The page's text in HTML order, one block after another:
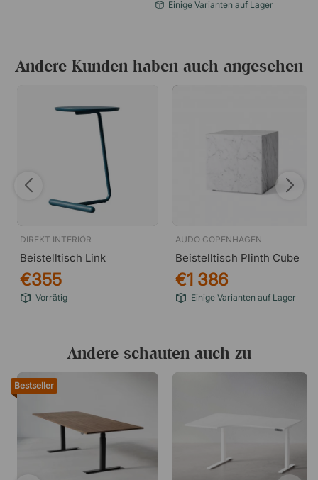
Einige Varianten auf Lager
Andere Kunden haben auch angesehen
DIREKT INTERIÖR
Beistelltisch Link
€355
Vorrätig
AUDO COPENHAGEN
Beistelltisch Plinth Cube
€1 386
Einige Varianten auf Lager
Andere schauten auch zu
Bestseller